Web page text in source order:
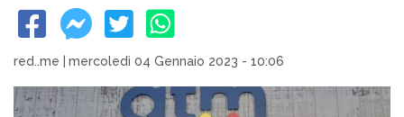
red..me mercoledì 04 Gennaio 2023 - 10:06